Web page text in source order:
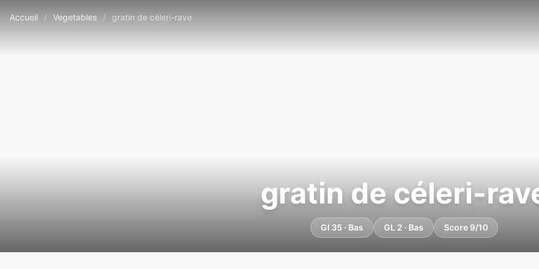
Accueil / Vegetables / gratin de céleri-rave
gratin de céleri-
GI 35 · Bas GL 2 · Bas Score 9/10